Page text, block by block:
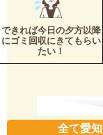
できれば今日の夕方以降
にゴミ回収にきてもらい
たい！
全て愛